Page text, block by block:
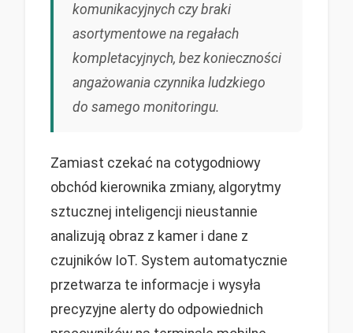
komunikacyjnych czy braki
asortymentowe na regałach
kompletacyjnych, bez konieczności
angażowania czynnika ludzkiego
do samego monitoringu.
Zamiast czekać na cotygodniowy
obchód kierownika zmiany, algorytmy
sztucznej inteligencji nieustannie
analizują obraz z kamer i dane z
czujników IoT. System automatycznie
przetwarza te informacje i wysyła
precyzyjne alerty do odpowiednich